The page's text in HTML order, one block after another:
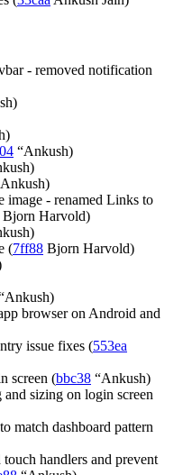
- removed notification
“Ankush)
image - renamed Links to
Bjorn Harvold)
(7ff88 Bjorn Harvold)
browser on Android and
issue fixes (553ea
screen (bbc38 “Ankush)
sizing on login screen
match dashboard pattern
handlers and prevent